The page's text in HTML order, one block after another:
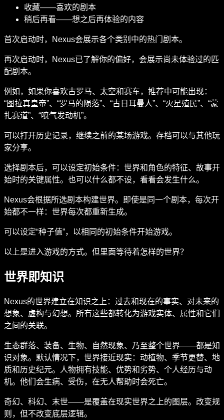
收藏——喜欢的剧本
稍后再看——想之后再体验的内容
首次启动时，Nexus会展示各个类别中的热门剧本。
再次启动时，Nexus已了解你的偏好，会展示尚未体验过的匹
配剧本。
例如，如果你喜欢古罗马、太空和赛车，推荐中可能出现：
“图拉真皇帝”、“罗马的陨落”、“古日耳曼人”、“火星殖民”、“蒙
扎赛道”、“喷气发动机”。
可以打开历史记录，继续之前的某场游戏。存档可以与其他玩
家分享。
选择剧本后，可以设定初始条件：世界和角色的特征、故事开
始时的关键属性。也可以什么都不设，看看会发生什么。
Nexus会根据所选剧本构建世界。即使是同一个剧本，每次开
始都不一样：世界每次都重新生成。
可以设定“种子值”，以相同的初始条件开始游戏。
以上是进入游戏的方式。但里面等待着怎样的世界？
世界即知识
Nexus的世界建立在知识之上：过去和现在的事实、对未来的
想象、虚构与幻想。所有这些都转化为游戏实体、属性和它们
之间的关联。
生态群落、装备、生物、自然现象、乃至整个世界——都是知
识对象。默认情况下，世界接近现实：动植物、季节更替、地
质和历史纪元。人物拥有技能、优势和劣势、个人经历与动
机。他们会生病、受伤，在无人帮助时会死亡。
奇幻、科幻、末世——是覆盖在现实世界之上的图层。改变规
则，但不改变底层逻辑。